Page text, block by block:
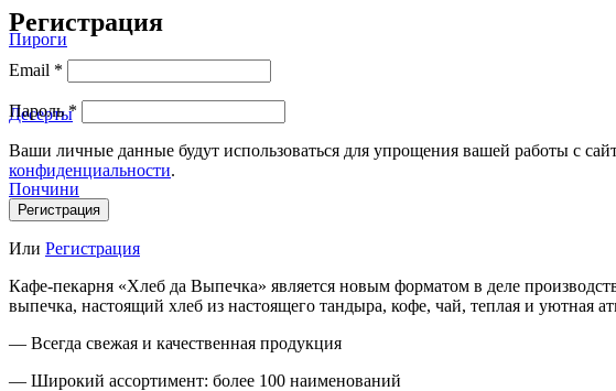
Пироги
Десерты
Пончини
Регистрация
Email *
Пароль*
Ваши личные данные будут использоваться для упрощения вашей работы с
конфиденциальности.
Регистрация
Или Регистрация
Кафе-пекарня «Хлеб да Выпечка» является новым форматом в деле
выпечка, настоящий хлеб из настоящего тандыра, кофе, чай, теплая и уютная
— Всегда свежая и качественная продукция
— Широкий ассортимент: более 100 наименований